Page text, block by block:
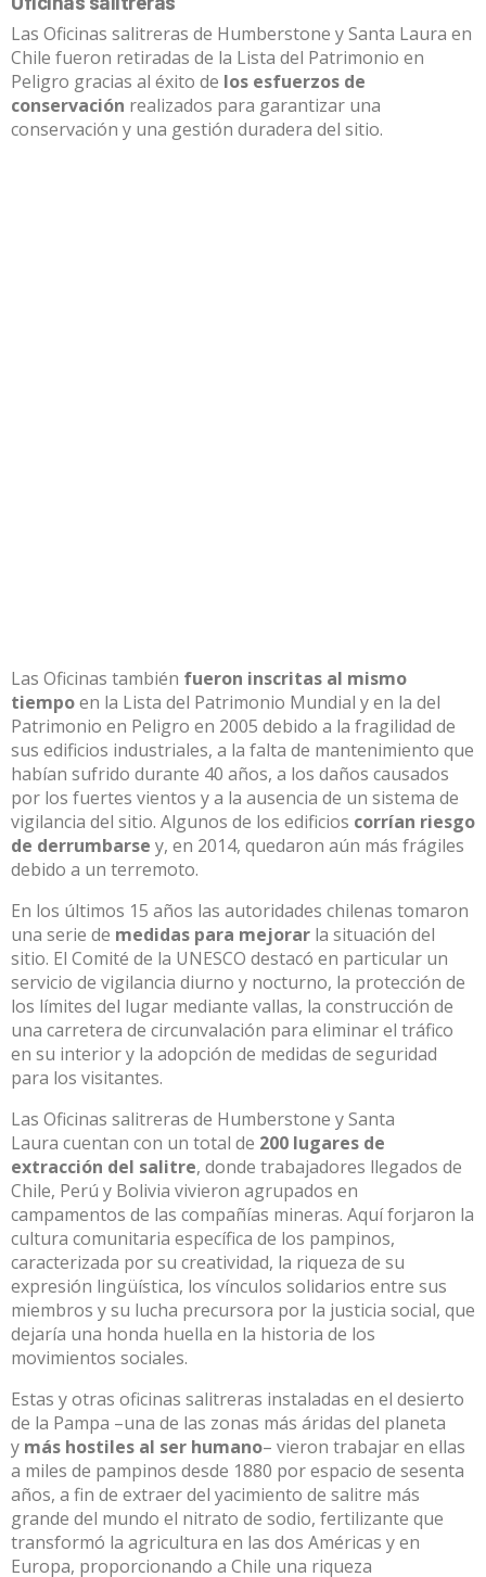
Las Oficinas salitreras de Humberstone y Santa Laura en
Chile fueron retiradas de la Lista del Patrimonio en
Peligro gracias al éxito de los esfuerzos de
conservación realizados para garantizar una
conservación y una gestión duradera del sitio.
Las Oficinas también fueron inscritas al mismo
tiempoen la Lista del Patrimonio Mundial y en la del
Patrimonio en Peligro en 2005 debido a la fragilidad de
sus edificios industriales, a la falta de mantenimiento que
habían sufrido durante 40 años, a los daños causados
por los fuertes vientos y a la ausencia de un sistema de
vigilancia del sitio. Algunos de los edificios corrían riesgo
de derrumbarse y, en 2014, quedaron aún más frágiles
debido a un terremoto.
En los últimos 15 años las autoridades chilenas tomaron
una serie de medidas para mejorar la situación del
sitio. El Comité de la UNESCO destacó en particular un
servicio de vigilancia diurno y nocturno, la protección de
los límites del lugar mediante vallas, la construcción de
una carretera de circunvalación para eliminar el tráfico
en su interior y la adopción de medidas de seguridad
para los visitantes.
Las Oficinas salitreras de Humberstone y Santa
Laura cuentan con un total de 200 lugares de
extracción del salitre, donde trabajadores llegados de
Chile, Perú y Bolivia vivieron agrupados en
campamentos de las compañí­as mineras. Aquí­ forjaron la
cultura comunitaria especí­fica de los pampinos,
caracterizada por su creatividad, la riqueza de su
expresión lingüí­stica, los ví­nculos solidarios entre sus
miembros y su lucha precursora por la justicia social, que
dejarí­a una honda huella en la historia de los
movimientos sociales.
Estas y otras oficinas salitreras instaladas en el desierto
de la Pampa –una de las zonas más áridas del planeta
y más hostiles al ser humano– vieron trabajar en ellas
a miles de pampinos desde 1880 por espacio de sesenta
años, a fin de extraer del yacimiento de salitre más
grande del mundo el nitrato de sodio, fertilizante que
transformó la agricultura en las dos Américas y en
Europa, proporcionando a Chile una riqueza